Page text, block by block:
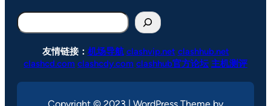
搜
索
友情链接： 机场导航 clashvip.net clashhub.net
clashcd.com clashcdy.com clashhub官方论坛 主机测评